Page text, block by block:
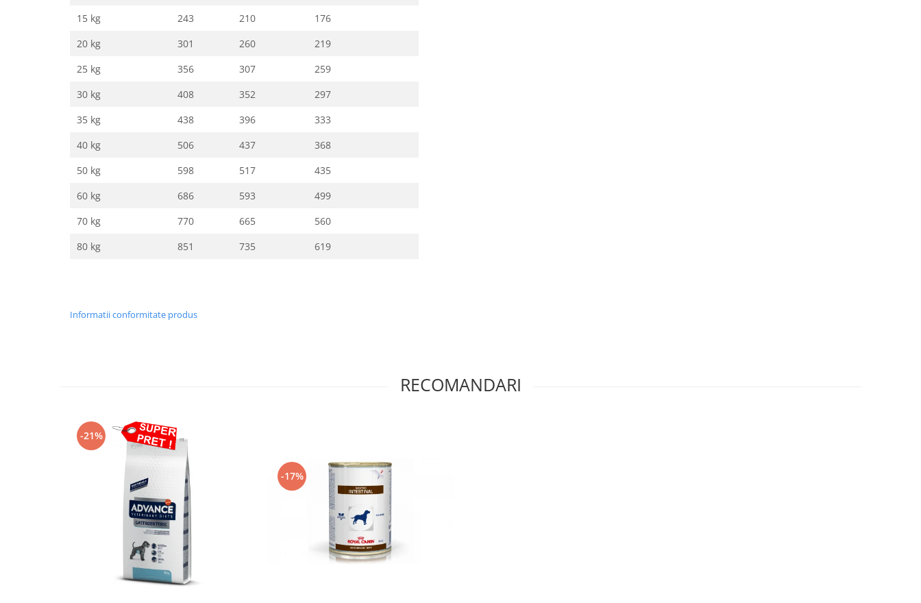
15 kg
243 210
176
20 kg
301 260
219
25 kg
356 307
259
30 kg
408 352
297
35 kg
438 396
333
40 kg
506 437
368
50 kg
598 517
435
60 kg
686 593
499
70 kg
770 665
560
80 kg
851 735 619
Informatii conformitate produs
RECOMANDARI
-21%
-17%